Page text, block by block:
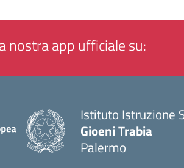
nostra app ufficiale su:
Istituto Istruzione
Gioeni Trabia
Palermo